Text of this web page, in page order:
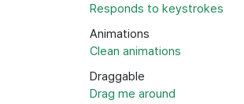
Responds to keystrokes
Animations
Clean animations
Draggable
Drag me around